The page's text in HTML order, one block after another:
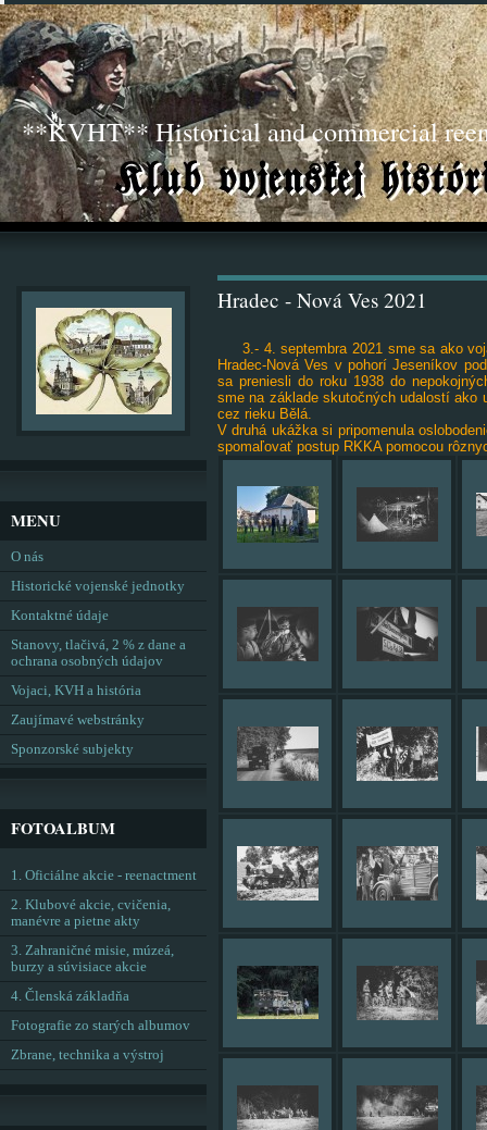
**KVHT** Historical and commercial
Hradec - Nová Ves 2021
3.- 4. septembra 2021 sme sa ako
Hradec-Nová Ves v pohorí Jeseníkov
sa preniesli do roku 1938 do
sme na základe skutočných udalostí
cez rieku Bělá.
V druhá ukážka si pripomenula
spomaľovať postup RKKA pomocou
MENU
O nás
Historické vojenské jednotky
Kontaktné údaje
Stanovy, tlačivá, 2 % z dane a
ochrana osobných údajov
Vojaci, KVH a história
Zaujímavé webstránky
Sponzorské subjekty
FOTOALBUM
1. Oficiálne akcie - reenactment
2. Klubové akcie, cvičenia,
manévre a pietne akty
3. Zahraničné misie, múzeá,
burzy a súvisiace akcie
4. Členská základňa
Fotografie zo starých albumov
Zbrane, technika a výstroj